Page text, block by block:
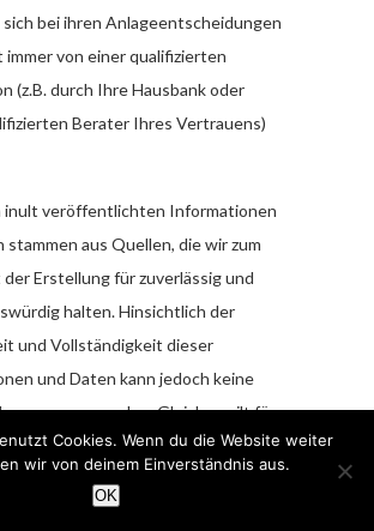
sich bei ihren Anlageentscheidungen
von einer qualifizierten
(z.B. durch Ihre Hausbank oder
Berater Ihres Vertrauens)
inult veröffentlichten Informationen
stammen aus Quellen, die wir zum
Erstellung für zuverlässig und
halten. Hinsichtlich der
und Vollständigkeit dieser
und Daten kann jedoch keine
werden. Gleiches gilt für
und Markteinschätzungen
Wertungen und
diese wurden mit der gebotenen
Cookies. Wenn du die Website weiter
wir von deinem Einverständnis aus.
OK